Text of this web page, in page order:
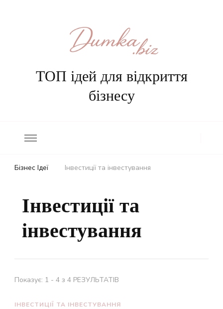
ТОП ідей для відкриття
бізнесу
Бізнес Ідеї Інвестиції та інвестування
Інвестиції та
інвестування
Показує: 1 - 4 з 4 РЕЗУЛЬТАТІВ
ІНВЕСТИЦІЇ ТА ІНВЕСТУВАННЯ